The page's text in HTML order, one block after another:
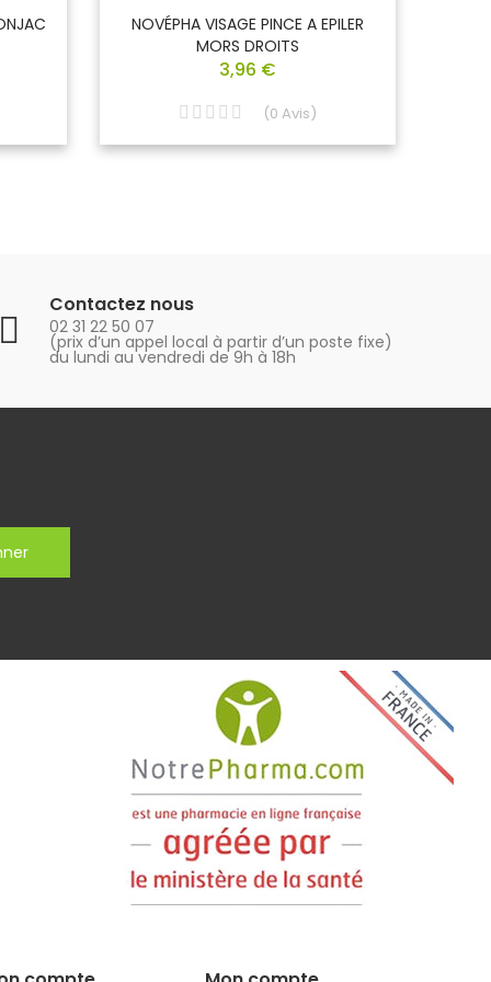
NOVÉPHA VISAGE PINCE A EPILER
MORS DROITS
3,96 €
(0 Avis)
Contactez nous
02 31 22 50 07
(prix d’un appel local à partir d’un poste fixe)
du lundi au vendredi de 9h à 18h